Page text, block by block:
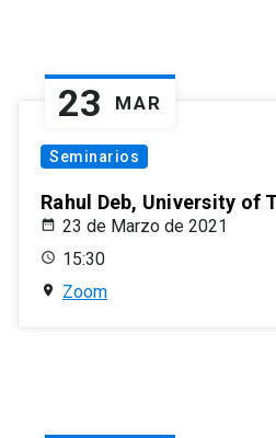
23 MAR
Seminarios
Rahul Deb, University of
23 de Marzo de 2021
15:30
Zoom